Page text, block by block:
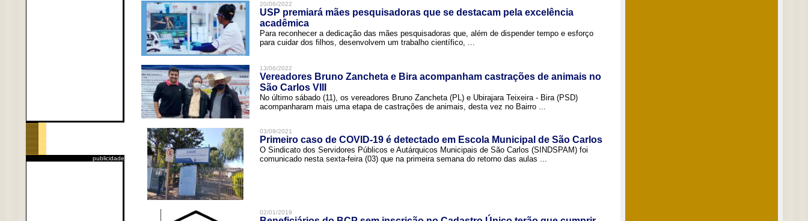
publicidade
20/06/2022
USP premiará mães pesquisadoras que se destacam pela excelência
acadêmica
Para reconhecer a dedicação das mães pesquisadoras que, além de dispender tempo e esforço
para cuidar dos filhos, desenvolvem um trabalho científico, ...
13/06/2022
Vereadores Bruno Zancheta e Bira acompanham castrações de animais no
São Carlos VIII
No último sábado (11), os vereadores Bruno Zancheta (PL) e Ubirajara Teixeira - Bira (PSD)
acompanharam mais uma etapa de castrações de animais, desta vez no Bairro ...
03/09/2021
Primeiro caso de COVID-19 é detectado em Escola Municipal de São Carlos
O Sindicato dos Servidores Públicos e Autárquicos Municipais de São Carlos (SINDSPAM) foi
comunicado nesta sexta-feira (03) que na primeira semana do retorno das aulas ...
02/01/2019